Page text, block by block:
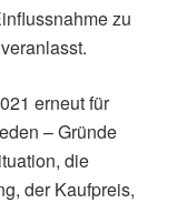
zu
erneut für
– Gründe
die
der Kaufpreis,